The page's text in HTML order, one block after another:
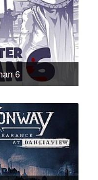
6